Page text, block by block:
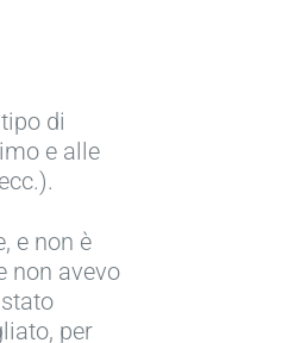
di
e alle
e non è
non avevo
per